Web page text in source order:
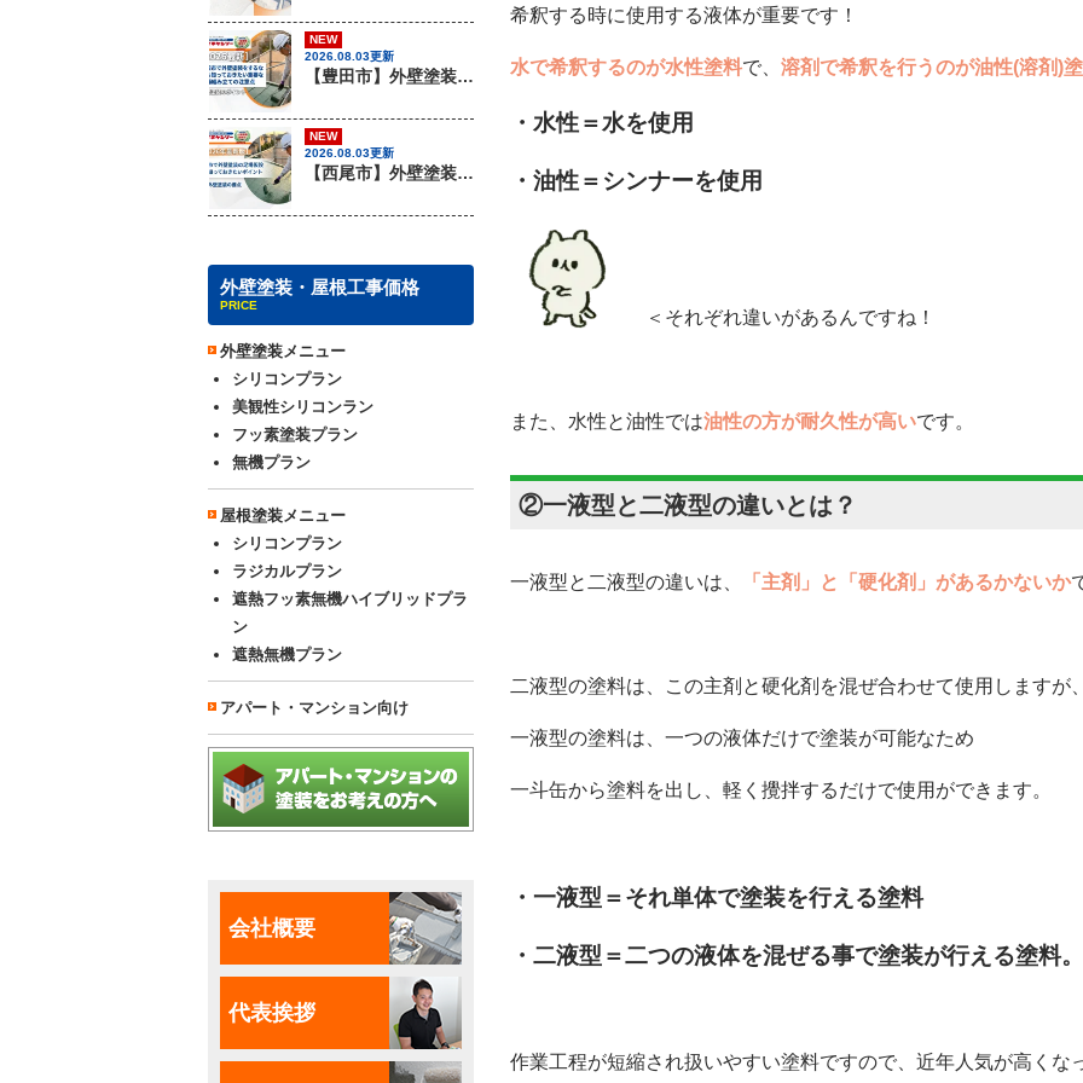
希釈する時に使用する液体が重要です！
水で希釈するのが水性塗料で、 溶剤で希釈を行うのが油性(溶剤)
・水性＝水を使用
・油性＝シンナーを使用
＜それぞれ違いがあるんですね！
また、水性と油性では油性の方が耐久性が高いです。
②一液型と二液型の違いとは？
一液型と二液型の違いは、 「主剤」と「硬化剤」があるかないか
二液型の塗料は、この主剤と硬化剤を混ぜ合わせて使用しますが、
一液型の塗料は、一つの液体だけで塗装が可能なため
一斗缶から塗料を出し、軽く攪拌するだけで使用ができます。
・一液型＝それ単体で塗装を行える塗料
・二液型＝二つの液体を混ぜる事で塗装が行える塗料。
作業工程が短縮され扱いやすい塗料ですので、近年人気が高くな
NEW
2026.08.03更新
【豊田市】外壁塗装を行う際に知っておきたい足場組み立ての注意事項『無機塗料専門店の愛知建装』
NEW
2026.08.03更新
【西尾市】外壁塗装を行う際に知っておきたい足場組み立てのポイント『無機塗料専門店の愛知建装』
外壁塗装・屋根工事価格
PRICE
外壁塗装メニュー
シリコンプラン
美観性シリコンラン
フッ素塗装プラン
無機プラン
屋根塗装メニュー
シリコンプラン
ラジカルプラン
遮熱フッ素無機ハイブリッドプラ
ン
遮熱無機プラン
アパート・マンション向け
会社概要
代表挨拶